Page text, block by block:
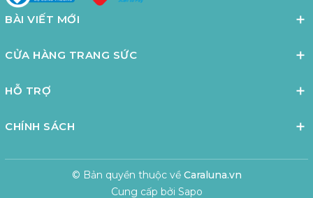
BÀI VIẾT MỚI
CỬA HÀNG TRANG SỨC
HỖ TRỢ
CHÍNH SÁCH
© Bản quyền thuộc về Caraluna.vn
Cung cấp bởi Sapo